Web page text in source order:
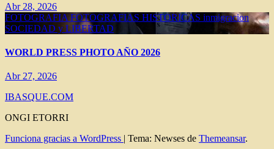
Abr 28, 2026
FOTOGRAFIA FOTOGRAFIAS HISTORICAS inmigracion
SOCIEDAD y LIBERTAD
WORLD PRESS PHOTO AÑO 2026
Abr 27, 2026
IBASQUE.COM
ONGI ETORRI
Funciona gracias a WordPress | Tema: Newses de Themeansar.